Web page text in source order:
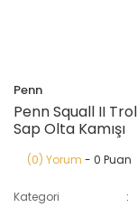
Penn
Penn Squall II
Sap Olta Kamışı
(0) Yorum - 0 Puan
Kategori